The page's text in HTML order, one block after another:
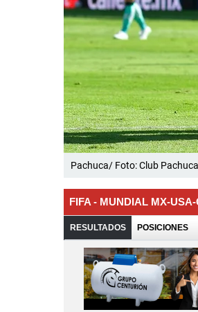
Pachuca/ Foto: Club Pachuca